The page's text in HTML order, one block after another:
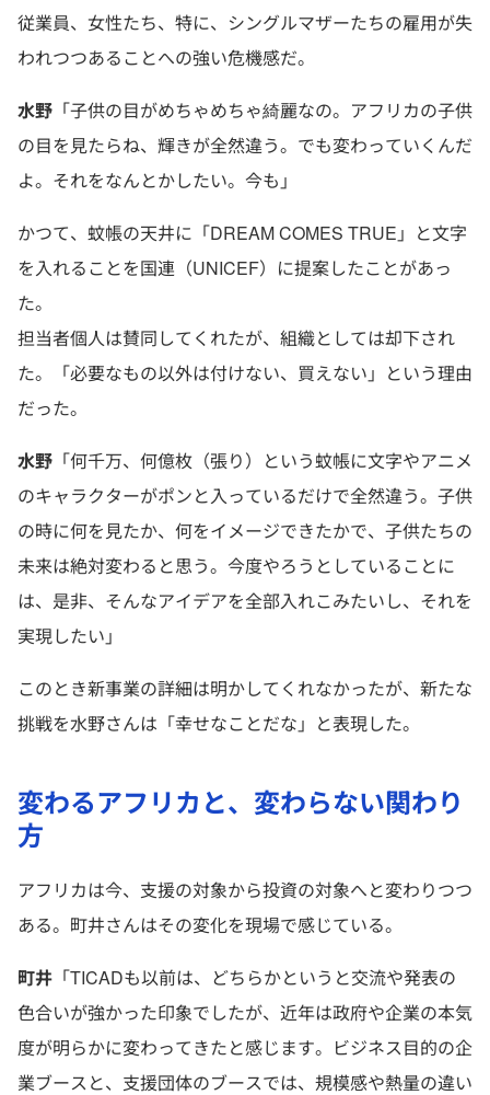
従業員、女性たち、特に、シングルマザーたちの雇用が失
われつつあることへの強い危機感だ。
水野 「子供の目がめちゃめちゃ綺麗なの。アフリカの子供
の目を見たらね、輝きが全然違う。でも変わっていくんだ
よ。それをなんとかしたい。今も」
かつて、蚊帳の天井に「DREAM COMES TRUE」と文字
を入れることを国連（UNICEF）に提案したことがあっ
た。
担当者個人は賛同してくれたが、組織としては却下され
た。「必要なもの以外は付けない、買えない」という理由
だった。
水野 「何千万、何億枚（張り）という蚊帳に文字やアニメ
のキャラクターがポンと入っているだけで全然違う。子供
の時に何を見たか、何をイメージできたかで、子供たちの
未来は絶対変わると思う。今度やろうとしていることに
は、是非、そんなアイデアを全部入れこみたいし、それを
実現したい」
このとき新事業の詳細は明かしてくれなかったが、新たな
挑戦を水野さんは「幸せなことだな」と表現した。
変わるアフリカと、変わらない関わり
方
アフリカは今、支援の対象から投資の対象へと変わりつつ
ある。町井さんはその変化を現場で感じている。
町井 「TICADも以前は、どちらかというと交流や発表の
色合いが強かった印象でしたが、近年は政府や企業の本気
度が明らかに変わってきたと感じます。ビジネス目的の企
業ブースと、支援団体のブースでは、規模感や熱量の違い